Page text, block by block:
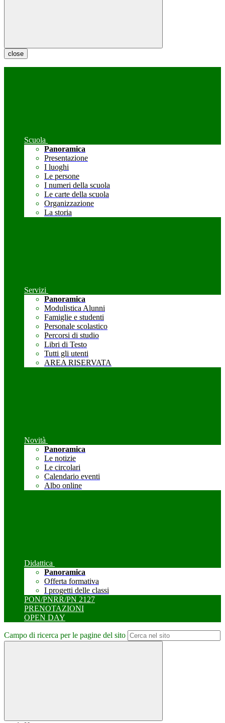
close
Scuola
Panoramica
Presentazione
I luoghi
Le persone
I numeri della scuola
Le carte della scuola
Organizzazione
La storia
Servizi
Panoramica
Modulistica Alunni
Famiglie e studenti
Personale scolastico
Percorsi di studio
Libri di Testo
Tutti gli utenti
AREA RISERVATA
Novità
Panoramica
Le notizie
Le circolari
Calendario eventi
Albo online
Didattica
Panoramica
Offerta formativa
I progetti delle classi
PON/PNRR/PN 2127
PRENOTAZIONI
OPEN DAY
Campo di ricerca per le pagine del sito